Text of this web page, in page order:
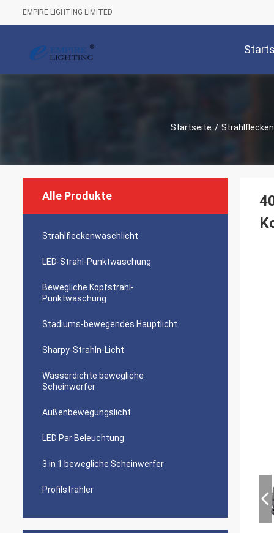
EMPIRE LIGHTING LIMITED
Startseite /
Alle Produkte
Strahlfleckenwaschlicht
LED-Strahl-Punktwaschung
Bewegliche Kopfstrahl-
Punktwaschung
Stadiums-bewegendes Hauptlicht
Sharpy-Strahln-Licht
Wasserdichte bewegliche
Scheinwerfer
Außenbewegungslicht
LED Par Beleuchtung
3 in 1 bewegliche Scheinwerfer
Profilstrahler